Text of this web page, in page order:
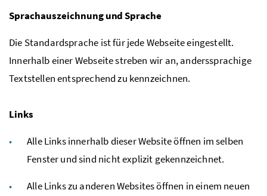
Sprachauszeichnung und Sprache
Die Standardsprache ist für jede Webseite eingestellt.
Innerhalb einer Webseite streben wir an, anderssprachige
Textstellen entsprechend zu kennzeichnen.
Links
Alle Links innerhalb dieser Website öffnen im selben
Fenster und sind nicht explizit gekennzeichnet.
Alle Links zu anderen Websites öffnen in einem neuen